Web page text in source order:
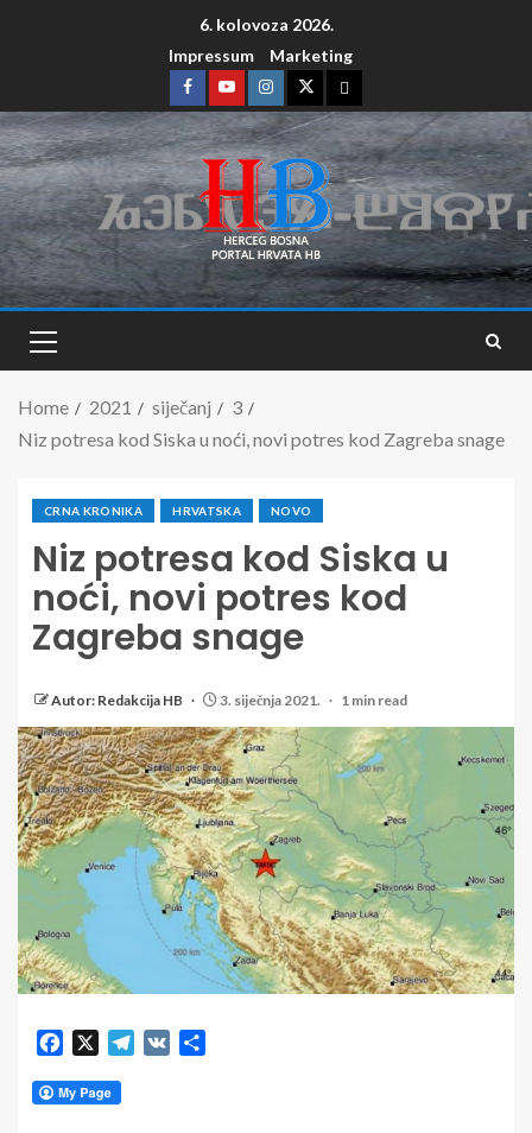
6. kolovoza 2026.
Impressum
Marketing
Home 2021 siječanj
3
Niz potresa kod Siska u noći, novi potres kod Zagreba snage
CRNA KRONIKA HRVATSKA NOVO
Niz potresa kod Siska u
noći, novi potres kod
Zagreba snage
Autor: Redakcija HB 3. siječnja 2021. 1 min read
Facebook Telegram
VK